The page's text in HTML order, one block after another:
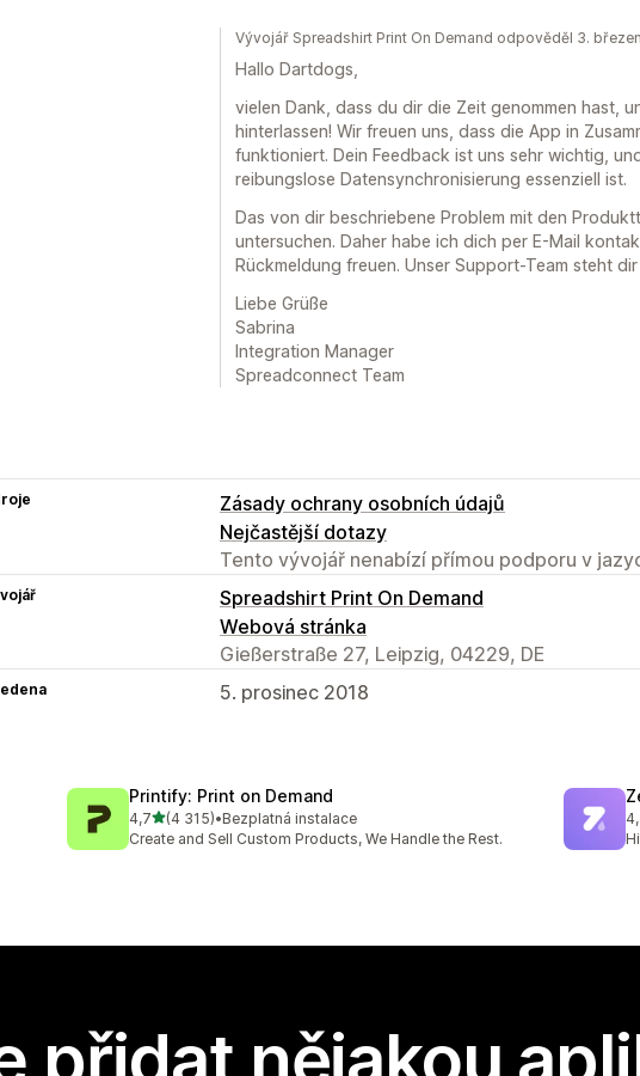
Vývojář Spreadshirt Print On Demand odpověděl 3.
Hallo Dartdogs,
vielen Dank, dass du dir die Zeit genommen hast,
hinterlassen! Wir freuen uns, dass die App in
funktioniert. Dein Feedback ist uns sehr wichtig,
reibungslose Datensynchronisierung essenziell ist.
Das von dir beschriebene Problem mit den
untersuchen. Daher habe ich dich per E-Mail
Rückmeldung freuen. Unser Support-Team steht
Liebe Grüße
Sabrina
Integration Manager
Spreadconnect Team
Zásady ochrany osobních údajů
Nejčastější dotazy
Tento vývojář nenabízí přímou podporu v
Spreadshirt Print On Demand
Webová stránka
Gießerstraße 27, Leipzig, 04229, DE
5. prosinec 2018
Printify: Print on Demand
4,7z 5 hvězd
(4 315)
Celkový počet recenzí: 4315
•Bezplatná instalace
Create and Sell Custom Products, We Handle the Rest.
přidat nějakou